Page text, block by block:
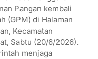
Pangan kembali
(GPM) di Halaman
Kecamatan
Sabtu (20/6/2026).
menjaga